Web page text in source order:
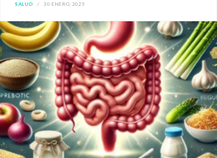
SALUD 30 ENERO, 2025